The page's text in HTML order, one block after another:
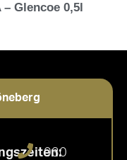
– Glencoe 0,5l
030